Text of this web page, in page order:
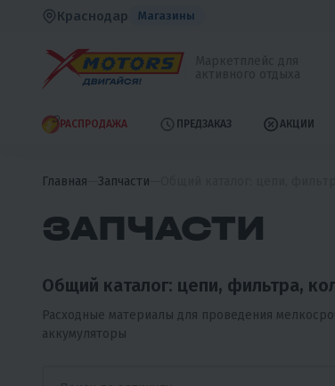
Краснодар Магазины
РАСПРОДАЖА ПРЕДЗАКАЗ АКЦИИ
Главная Запчасти
ЗАПЧАСТИ
Общий каталог: цепи, фильтра,
Расходные материалы для проведения
аккумуляторы